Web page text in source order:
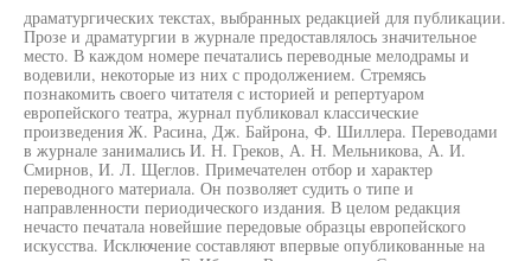
драматургических текстах, выбранных редакцией для публикации.
Прозе и драматургии в журнале предоставлялось значительное
место. В каждом номере печатались переводные мелодрамы и
водевили, некоторые из них с продолжением. Стремясь
познакомить своего читателя с историей и репертуаром
европейского театра, журнал публиковал классические
произведения Ж. Расина, Дж. Байрона, Ф. Шиллера. Переводами
в журнале занимались И. Н. Греков, А. Н. Мельникова, А. И.
Смирнов, И. Л. Щеглов. Примечателен отбор и характер
переводного материала. Он позволяет судить о типе и
направленности периодического издания. В целом редакция
нечасто печатала новейшие передовые образцы европейского
искусства. Исключение составляют впервые опубликованные на